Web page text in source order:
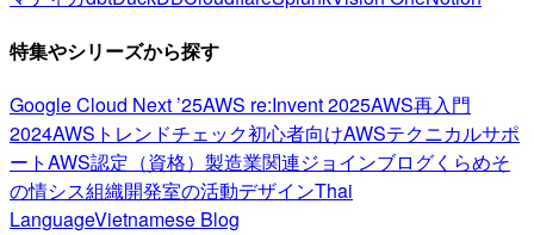
特集やシリーズから探す
Google Cloud Next ’25AWS re:Invent 2025AWS再入門
2024AWSトレンドチェック初心者向けAWSテクニカルサポ
ートAWS認定（資格） 製造業関連ジョインブログくらめそ
の情シス組織開発室の活動デザインThai
LanguageVietnamese Blog